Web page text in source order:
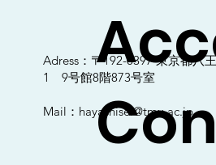
Adress：〒192-0397 東京都八
1 9号館8階873号室
Mail： hayashisei@tmu.ac.jp